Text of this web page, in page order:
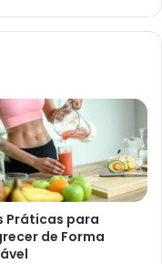
Práticas para
de Forma